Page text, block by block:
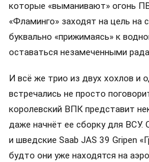
которые «выманивают» огонь
«Фламинго» заходят на цель на
буквально «прижимаясь» к
оставаться незамеченными
И всё же трио из двух хохлов и
встречались не просто
королевский ВПК представит
даже начнёт ее сборку для ВСУ.
и шведские Saab JAS 39 Gripen
будто они уже находятся на